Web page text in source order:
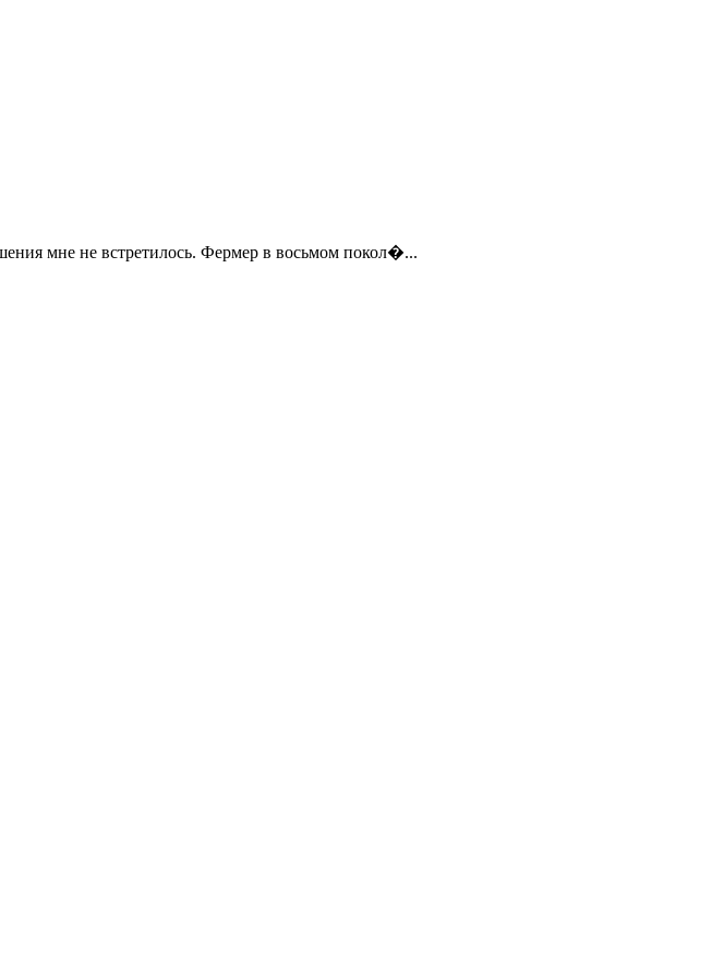
мне не встретилось. Фермер в восьмом покол�...